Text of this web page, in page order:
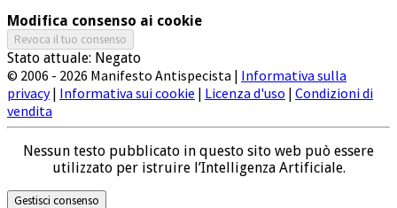
Modifica consenso ai cookie
Revoca il tuo consenso
Stato attuale: Negato
© 2006 - 2026 Manifesto Antispecista | Informativa sulla
privacy| Informativa sui cookie | Licenza d'uso | Condizioni di
vendita
Nessun testo pubblicato in questo sito web può essere
utilizzato per istruire l’Intelligenza Artificiale.
Gestisci consenso